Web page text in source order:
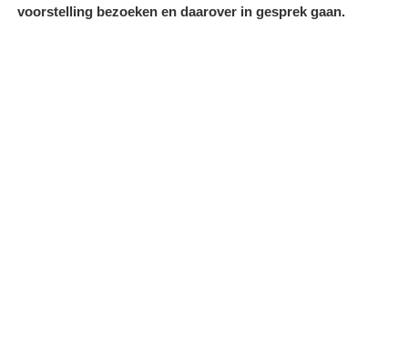
voorstelling bezoeken en daarover in gesprek gaan.